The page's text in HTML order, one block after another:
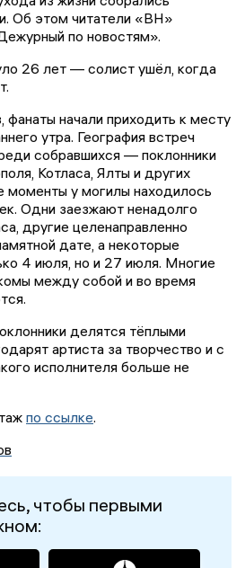
Об этом читатели «ВН»
по новостям».
26 лет — солист ушёл, когда
начали приходить к месту
утра. География встреч
собравшихся — поклонники
Котласа, Ялты и других
моменты у могилы находилось
Одни заезжают ненадолго
другие целенаправленно
дате, а некоторые
4 июля, но и 27 июля. Многие
между собой и во время
делятся тёплыми
артиста за творчество и с
исполнителя больше не
по ссылке.
чтобы первыми